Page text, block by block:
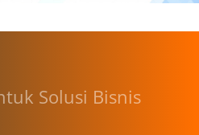
Solusi Bisnis